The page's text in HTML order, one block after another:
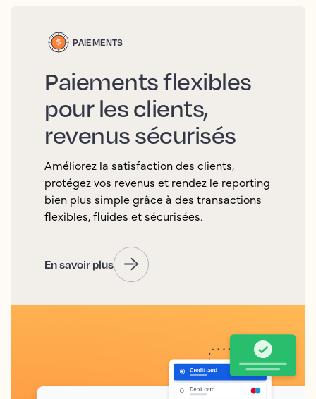
PAIEMENTS
Paiements flexibles
pour les clients,
revenus sécurisés
Améliorez la satisfaction des clients,
protégez vos revenus et rendez le reporting
bien plus simple grâce à des transactions
flexibles, fluides et sécurisées.
En savoir plus